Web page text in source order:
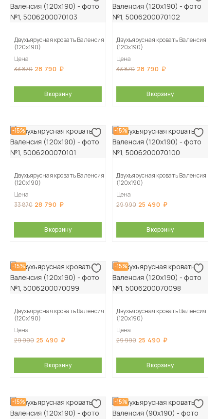
Двухъярусная кровать Валенсия
(120х190)
Цена
33 870 28 790
В корзину
Двухъярусная кровать Валенсия
(120х190)
Цена
33 870 28 790
В корзину
-15%
Двухъярусная кровать Валенсия
(120х190)
Цена
33 870 28 790
В корзину
-15%
Двухъярусная кровать Валенсия
(120х190)
Цена
29 990 25 490
В корзину
-15%
Двухъярусная кровать Валенсия
(120х190)
Цена
29 990 25 490
В корзину
-15%
Двухъярусная кровать Валенсия
(120х190)
Цена
29 990 25 490
В корзину
-15% -15%